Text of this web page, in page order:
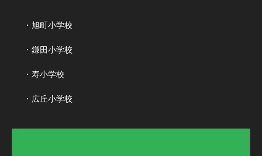
・旭町小学校
・鎌田小学校
・寿小学校
・広丘小学校